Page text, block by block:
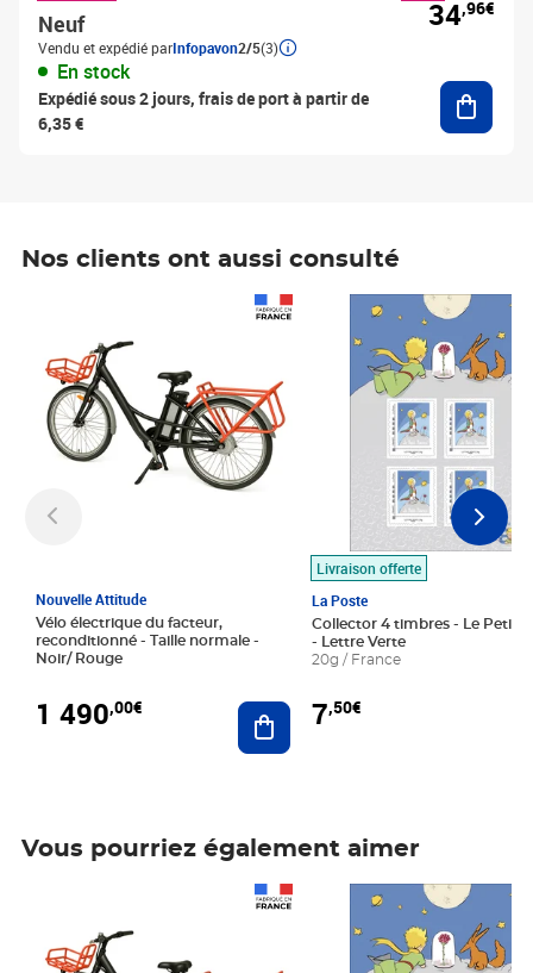
Neuf
Vendu et expédié parInfopavon2/5(3)
En stock
Expédié sous 2 jours, frais de port à partir de
6,35 €
34,96€
Nos clients ont aussi consulté
Nouvelle Attitude
Vélo électrique du facteur,
reconditionné - Taille normale -
Noir/ Rouge
1 490,00€ Ajouter au panier
Livraison offerte
La Poste
Collector 4 timbres - Le Petit
- Lettre Verte
20g / France
7,50€
Prix 7,50€
Vous pourriez également aimer
Prix 7,50€